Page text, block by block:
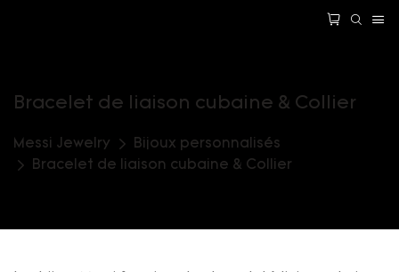
Bracelet de liaison cubaine & Collier
Messi Jewelry
Bijoux personnalisés
Bracelet de liaison cubaine & Collier